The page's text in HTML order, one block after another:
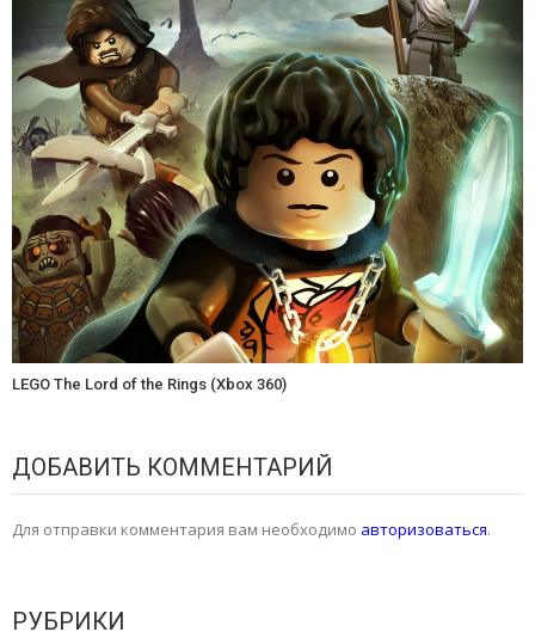
LEGO The Lord of the Rings (Xbox 360)
ДОБАВИТЬ КОММЕНТАРИЙ
Для отправки комментария вам необходимо авторизоваться.
РУБРИКИ